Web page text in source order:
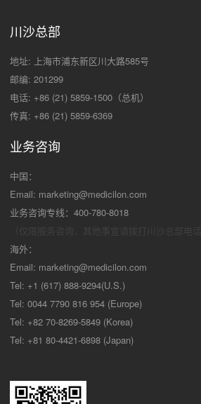
川沙总部
地址: 上海市浦东新区川大路585号
邮编: 201299
电话: +86 (21) 5859-1500（总机）
传真: +86 (21) 5859-6369
业务咨询
中国：
Email: marketing@medicilon.com
业务咨询专线：400-780-8018
海外：
Email: marketing@medicilon.com
Tel: +1 (617) 888-9294(U.S.)
Tel: 0044 7790 816 954 (Europe)
Tel: +82 70-8269-5849 (Korea)
Tel: +81 80-4421-6898 (Japan)